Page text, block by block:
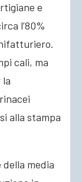
e
l’80%
cali, ma
alla stampa
della media